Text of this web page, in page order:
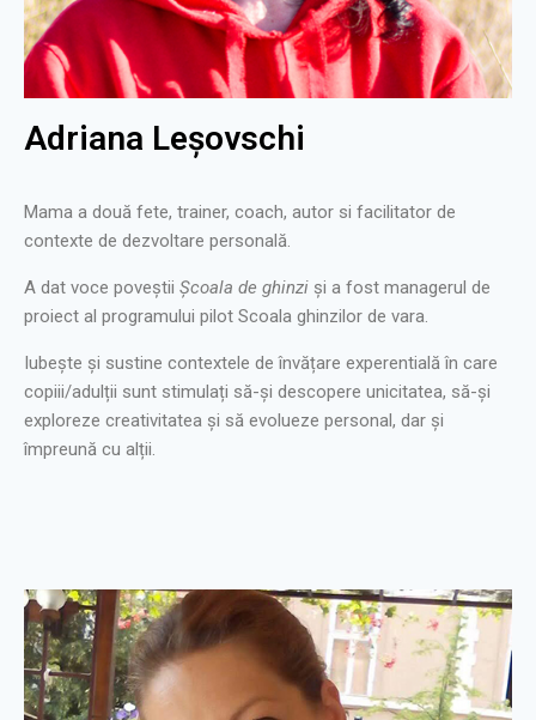
Adriana Leșovschi
Mama a două fete, trainer, coach, autor si facilitator de
contexte de dezvoltare personală.
A dat voce poveștii Școala de ghinzi și a fost managerul de
proiect al programului pilot Scoala ghinzilor de vara.
Iubește și sustine contextele de învățare experentială în care
copiii/adulții sunt stimulați să-și descopere unicitatea, să-și
exploreze creativitatea și să evolueze personal, dar și
împreună cu alții.